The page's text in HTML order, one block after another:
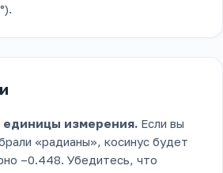
единицы измерения. Если вы
«радианы», косинус будет
–0.448. Убедитесь, что